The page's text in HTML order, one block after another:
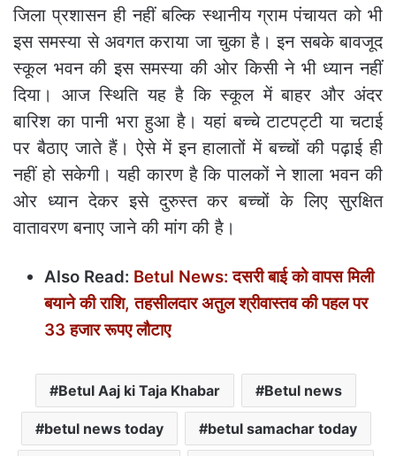
जिला प्रशासन ही नहीं बल्कि स्थानीय ग्राम पंचायत को भी
इस समस्या से अवगत कराया जा चुका है। इन सबके बावजूद
स्कूल भवन की इस समस्या की ओर किसी ने भी ध्यान नहीं
दिया। आज स्थिति यह है कि स्कूल में बाहर और अंदर
बारिश का पानी भरा हुआ है। यहां बच्चे टाटपट्टी या चटाई
पर बैठाए जाते हैं। ऐसे में इन हालातों में बच्चों की पढ़ाई ही
नहीं हो सकेगी। यही कारण है कि पालकों ने शाला भवन की
ओर ध्यान देकर इसे दुरुस्त कर बच्चों के लिए सुरक्षित
वातावरण बनाए जाने की मांग की है।
Also Read: Betul News: दसरी बाई को वापस मिली
बयाने की राशि, तहसीलदार अतुल श्रीवास्तव की पहल पर
33 हजार रूपए लौटाए
Betul Aaj ki Taja Khabar Betul news
betul news today betul samachar today